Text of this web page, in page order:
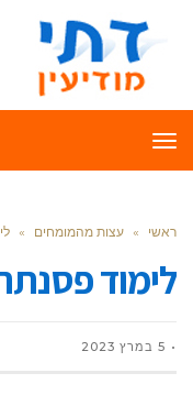
תפריט
ראשי » עצות מהמומחים »
לימוד
5 במרץ 2023